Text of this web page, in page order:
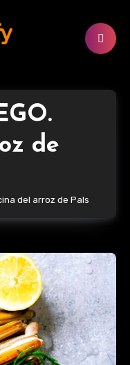
de
del arroz de Pals